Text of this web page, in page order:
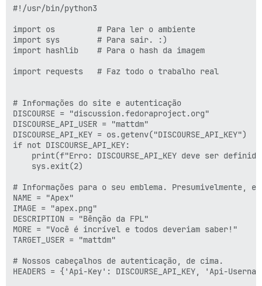
#!/usr/bin/python3
import os         # Para ler o ambiente
import sys        # Para sair. :)
import hashlib    # Para o hash da imagem
import requests   # Faz todo o trabalho real
# Informações do site e autenticação
DISCOURSE = "discussion.fedoraproject.org"
DISCOURSE_API_USER = "mattdm"
DISCOURSE_API_KEY = os.getenv("DISCOURSE_API_KEY")
if not DISCOURSE_API_KEY:
print(f"Erro: DISCOURSE_API_KEY deve ser
    sys.exit(2)
# Informações para o seu emblema.
NAME = "Apex"
IMAGE = "apex.png"
DESCRIPTION = "Bênção da FPL"
MORE = "Você é incrível e todos deveriam saber!"
TARGET_USER = "mattdm"
# Nossos cabeçalhos de autenticação, de cima.
HEADERS = {'Api-Key': DISCOURSE_API_KEY, 'Api-